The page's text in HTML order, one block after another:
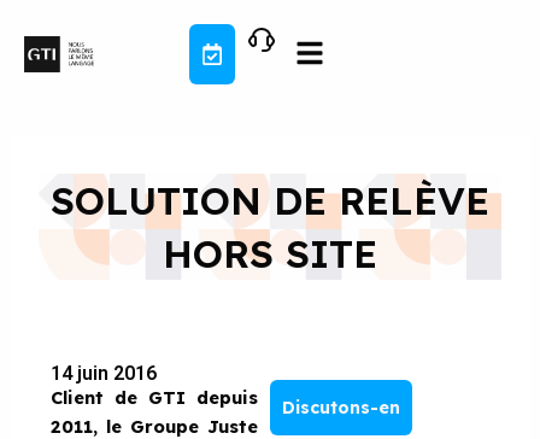
contenu
SOLUTION DE RELÈVE
HORS SITE
14 juin 2016
Client de GTI depuis
2011, le Groupe Juste
Discutons-en